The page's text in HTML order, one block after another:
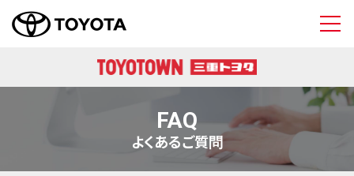
三重トヨタ自動車
FAQ
よくあるご質問